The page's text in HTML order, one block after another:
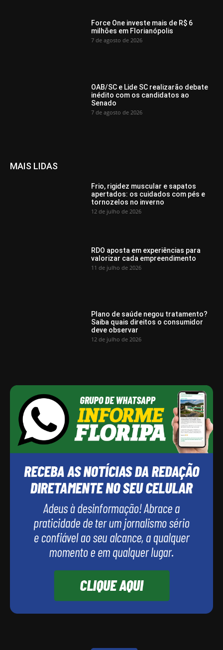
Force One investe mais de R$ 6
milhões em Florianópolis
7 de agosto de 2026
OAB/SC e Lide SC realizarão debate
inédito com os candidatos ao
Senado
7 de agosto de 2026
MAIS LIDAS
Frio, rigidez muscular e sapatos
apertados: os cuidados com pés e
tornozelos no inverno
12 de julho de 2026
RDO aposta em experiências para
valorizar cada empreendimento
11 de julho de 2026
Plano de saúde negou tratamento?
Saiba quais direitos o consumidor
deve observar
12 de julho de 2026